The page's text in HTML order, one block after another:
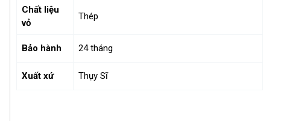
Chất liệu
vỏ
Thép
Bảo hành 24 tháng
Xuất xứ Thụy Sĩ